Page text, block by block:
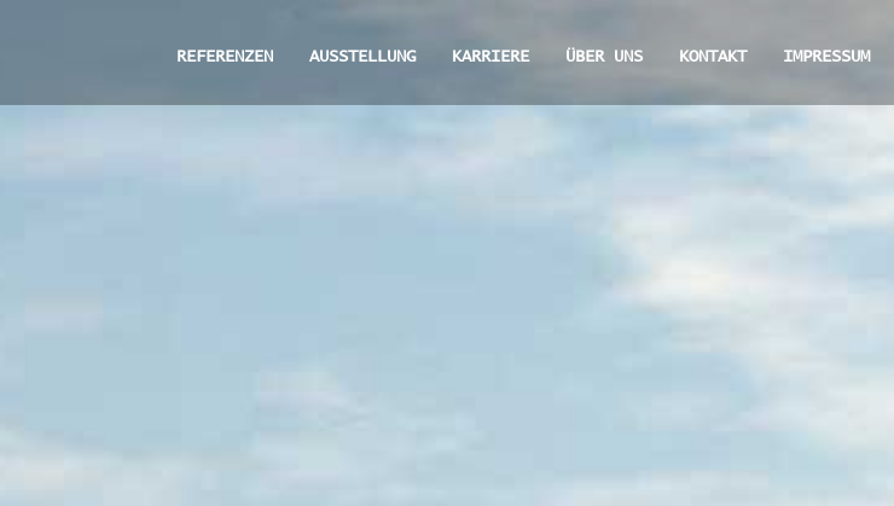
REFERENZEN AUSSTELLUNG KARRIERE ÜBER UNS KONTAKT IMPRESSUM